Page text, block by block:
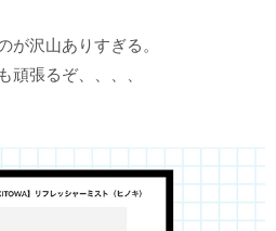
が沢山ありすぎる。
頑張るぞ、、、、